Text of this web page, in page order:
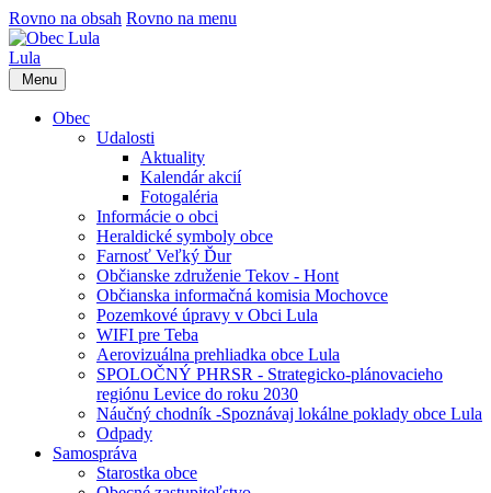
Rovno na obsah Rovno na menu
Lula
Menu
Obec
Udalosti
Aktuality
Kalendár akcií
Fotogaléria
Informácie o obci
Heraldické symboly obce
Farnosť Veľký Ďur
Občianske združenie Tekov - Hont
Občianska informačná komisia Mochovce
Pozemkové úpravy v Obci Lula
WIFI pre Teba
Aerovizuálna prehliadka obce Lula
SPOLOČNÝ PHRSR - Strategicko-plánovacieho
regiónu Levice do roku 2030
Náučný chodník -Spoznávaj lokálne poklady obce Lula
Odpady
Samospráva
Starostka obce